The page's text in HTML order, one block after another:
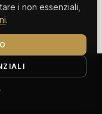
(MI)
i non essenziali,
.